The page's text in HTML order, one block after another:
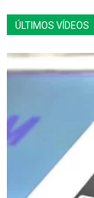
ÚLTIMOS VÍDEOS